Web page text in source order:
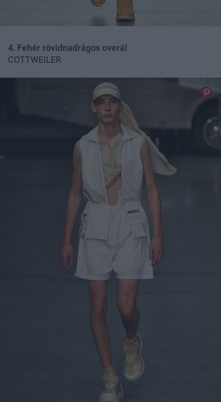
4. Fehér rövidnadrágos overál
COTTWEILER